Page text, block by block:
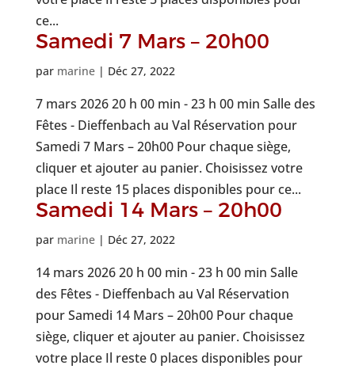
ce...
Samedi 7 Mars – 20h00
par marine| Déc 27, 2022
7 mars 2026 20 h 00 min - 23 h 00 min Salle des
Fêtes - Dieffenbach au Val Réservation pour
Samedi 7 Mars – 20h00 Pour chaque siège,
cliquer et ajouter au panier. Choisissez votre
place Il reste 15 places disponibles pour ce...
Samedi 14 Mars – 20h00
par marine| Déc 27, 2022
14 mars 2026 20 h 00 min - 23 h 00 min Salle
des Fêtes - Dieffenbach au Val Réservation
pour Samedi 14 Mars – 20h00 Pour chaque
siège, cliquer et ajouter au panier. Choisissez
votre place Il reste 0 places disponibles pour